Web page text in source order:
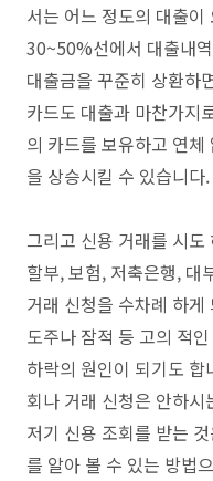
서는 어느 정도의 대출
30~50%선에서 대출내
대출금을 꾸준히 상환하
카드도 대출과 마찬가지
의 카드를 보유하고 연
을 상승시킬 수 있습니다.
그리고 신용 거래를 시
할부, 보험, 저축은행, 대
거래 신청을 수차례 하
도주나 잠적 등 고의 적
하락의 원인이 되기도
회나 거래 신청은 안하
저기 신용 조회를 받는
를 알아 볼 수 있는 방법